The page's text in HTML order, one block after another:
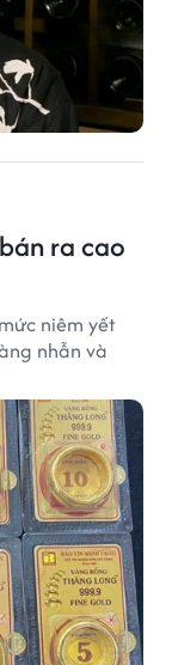
ra cao
niêm yết
nhẫn và